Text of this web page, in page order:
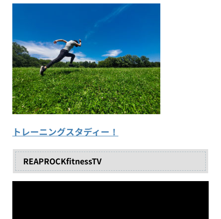
トレーニングスタディー！
REAPROCKfitnessTV